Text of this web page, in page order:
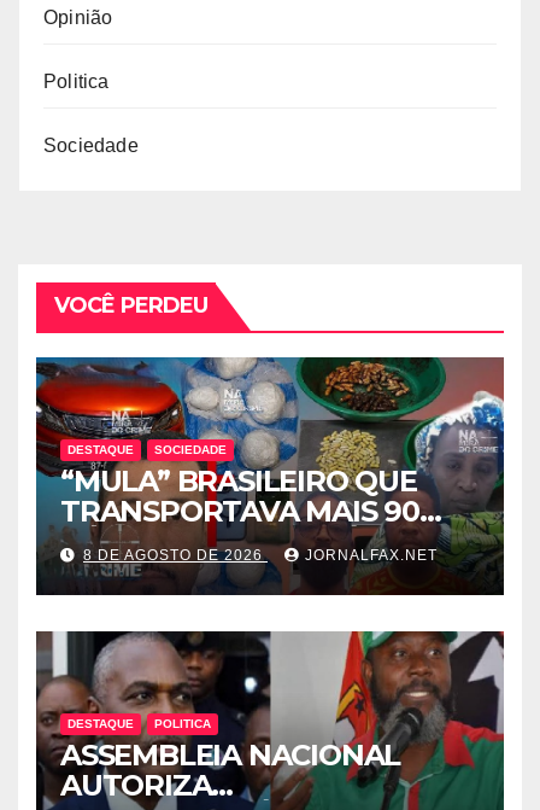
Opinião
Politica
Sociedade
VOCÊ PERDEU
DESTAQUE SOCIEDADE
“MULA” BRASILEIRO QUE
TRANSPORTAVA MAIS 90
CÁPSULAS DE COCAÍNA
MORRE NO HOTEL EM
LUANDA
8 DE AGOSTO DE 2026 JORNALFAX.NET
DESTAQUE POLITICA
ASSEMBLEIA NACIONAL
AUTORIZA